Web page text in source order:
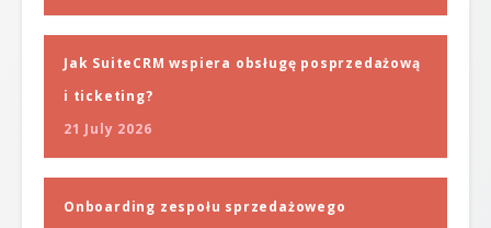
Jak SuiteCRM wspiera obsługę posprzedażową
i ticketing?
21 July 2026
Onboarding zespołu sprzedażowego